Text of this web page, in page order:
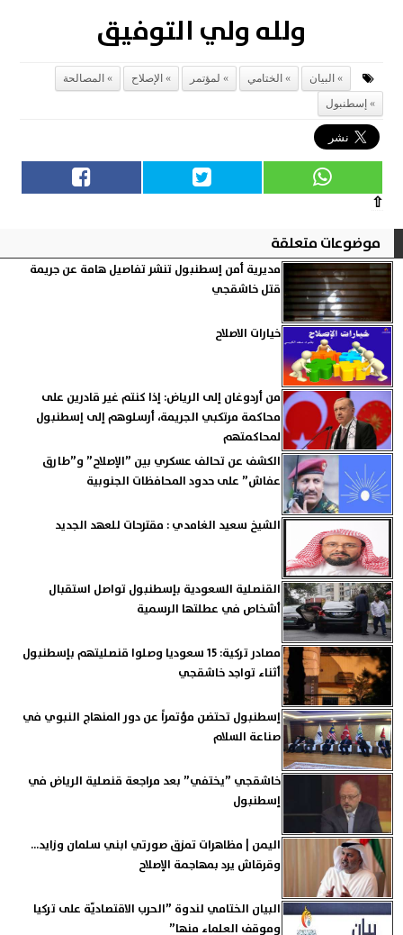
ولله ولي التوفيق
البيان الختامي لمؤتمر الإصلاح
المصالحة
إسطنبول
⇧
موضوعات متعلقة
مديرية أمن إسطنبول تنشر تفاصيل هامة عن جريمة
قتل خاشقجي
خيارات الاصلاح
من أردوغان إلى الرياض: إذا كنتم غير قادرين على
محاكمة مرتكبي الجريمة، أرسلوهم إلى إسطنبول
لمحاكمتهم
الكشف عن تحالف عسكري بين ”الإصلاح” و”طارق
عفاش” على حدود المحافظات الجنوبية
الشيخ سعيد الغامدي : مقترحات للعهد الجديد
القنصلية السعودية بإسطنبول تواصل استقبال
أشخاص في عطلتها الرسمية
مصادر تركية: 15 سعوديا وصلوا قنصليتهم بإسطنبول
أثناء تواجد خاشقجي
إسطنبول تحتضن مؤتمراً عن دور المنهاج النبوي في
صناعة السلام
خاشقجي ”يختفي” بعد مراجعة قنصلية الرياض في
إسطنبول
اليمن | مظاهرات تمزق صورتي ابني سلمان وزايد...
وقرقاش يرد بمهاجمة الإصلاح
البيان الختامي لندوة ”الحرب الاقتصاديّة على تركيا
وموقف العلماء منها”‏